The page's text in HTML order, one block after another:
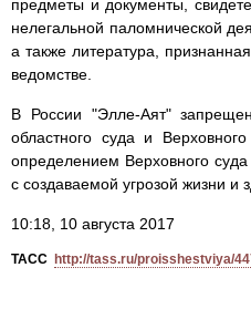
предметы и документы,
нелегальной паломнической
а также литература,
ведомстве.
В России "Элле-Аят"
областного суда и
определением Верховного
с создаваемой угрозой жизни и
10:18, 10 августа 2017
ТАСС http://tass.ru/proisshestviya/